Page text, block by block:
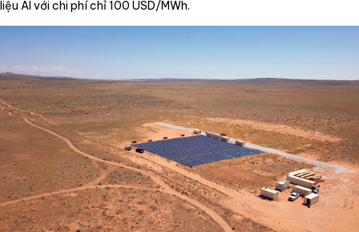
liệu AI với chi phí chỉ 100 USD/MWh.